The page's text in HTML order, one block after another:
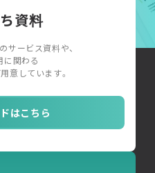
資料
サービス資料や、
に関わる
意しています。
はこちら